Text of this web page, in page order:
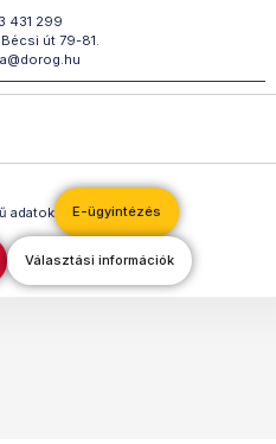
431 299
út 79-81.
adatok E-ügyintézés
Választási információk